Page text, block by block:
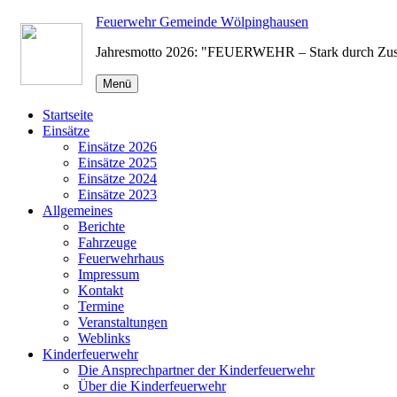
Zum
Inhalt
Feuerwehr Gemeinde Wölpinghausen
Jahresmotto 2026: "FEUERWEHR – Stark durch
Menü
Startseite
Einsätze
Einsätze 2026
Einsätze 2025
Einsätze 2024
Einsätze 2023
Allgemeines
Berichte
Fahrzeuge
Feuerwehrhaus
Impressum
Kontakt
Termine
Veranstaltungen
Weblinks
Kinderfeuerwehr
Die Ansprechpartner der Kinderfeuerwehr
Über die Kinderfeuerwehr